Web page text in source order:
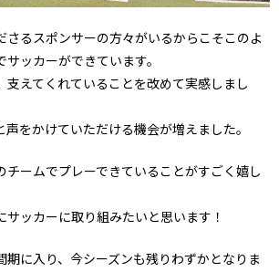
さるスポンサーの方々がいるからこそこのよ
ッカーができています。
支えてくれていることを改めて実感しまし
をかけていただける機会が増えました。
チームでプレーできていることがすごく嬉し
サッカーに取り組みたいと思います！
期に入り、今シーズンも残りわずかとなりま